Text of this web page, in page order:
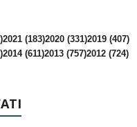
2021 (183)2020 (331)2019 (407)
2014 (611)2013 (757)2012 (724)